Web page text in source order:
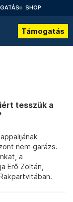
SHOP
Támogatás
tesszük a
nem garázs.
a
Erő Zoltán,